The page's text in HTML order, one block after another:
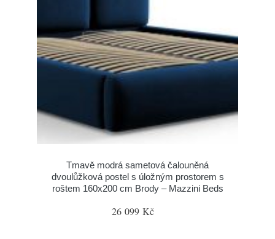
Tmavě modrá sametová čalouněná
dvoulůžková postel s úložným prostorem s
roštem 160x200 cm Brody – Mazzini Beds
26 099 Kč